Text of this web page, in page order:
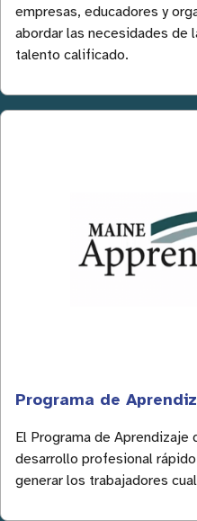
empresas, educadores y
abordar las necesidades de
talento calificado.
Programa de
El Programa de Aprendizaje
desarrollo profesional
generar los trabajadores